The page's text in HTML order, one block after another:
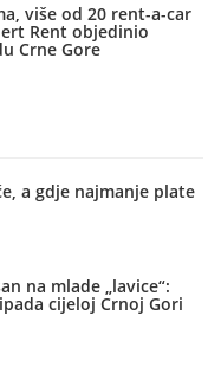
više od 20 rent-a-car
Rent objedinio
Crne Gore
a gdje najmanje plate
na mlade „lavice“:
cijeloj Crnoj Gori